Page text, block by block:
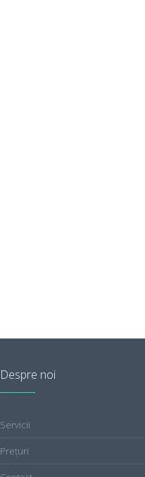
Despre noi
Servicii
Preţuri